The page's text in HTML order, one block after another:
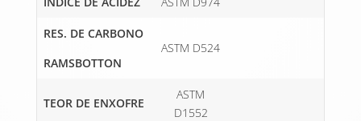
RES. DE CARBONO
RAMSBOTTON
ASTM D524
TEOR DE ENXOFRE
ASTM
D1552